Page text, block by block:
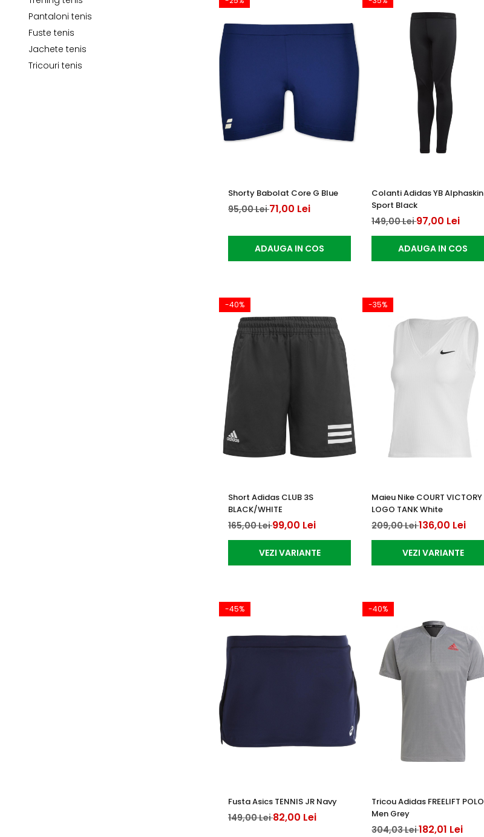
Accesorii tenis
Gripuri & overgripuri
Accesorii teren tenis
Pantaloni tenis
Fuste tenis
Jachete tenis
Tricouri tenis
Shorty Babolat Core G Blue
95,00 Lei71,00 Lei
ADAUGA IN COS
Colanti Adidas YB Alphaskin
Sport Black
149,00 Lei97,00 Lei
ADAUGA IN COS
-40%
Short Adidas CLUB 3S
BLACK/WHITE
165,00 Lei99,00 Lei
VEZI VARIANTE
-35%
Maieu Nike COURT VICTORY
LOGO TANK White
209,00 Lei136,00 Lei
VEZI VARIANTE
-45%
Fusta Asics TENNIS JR Navy
149,00 Lei82,00 Lei
-40%
Tricou Adidas FREELIFT POLO
Men Grey
304,03 Lei182,01 Lei